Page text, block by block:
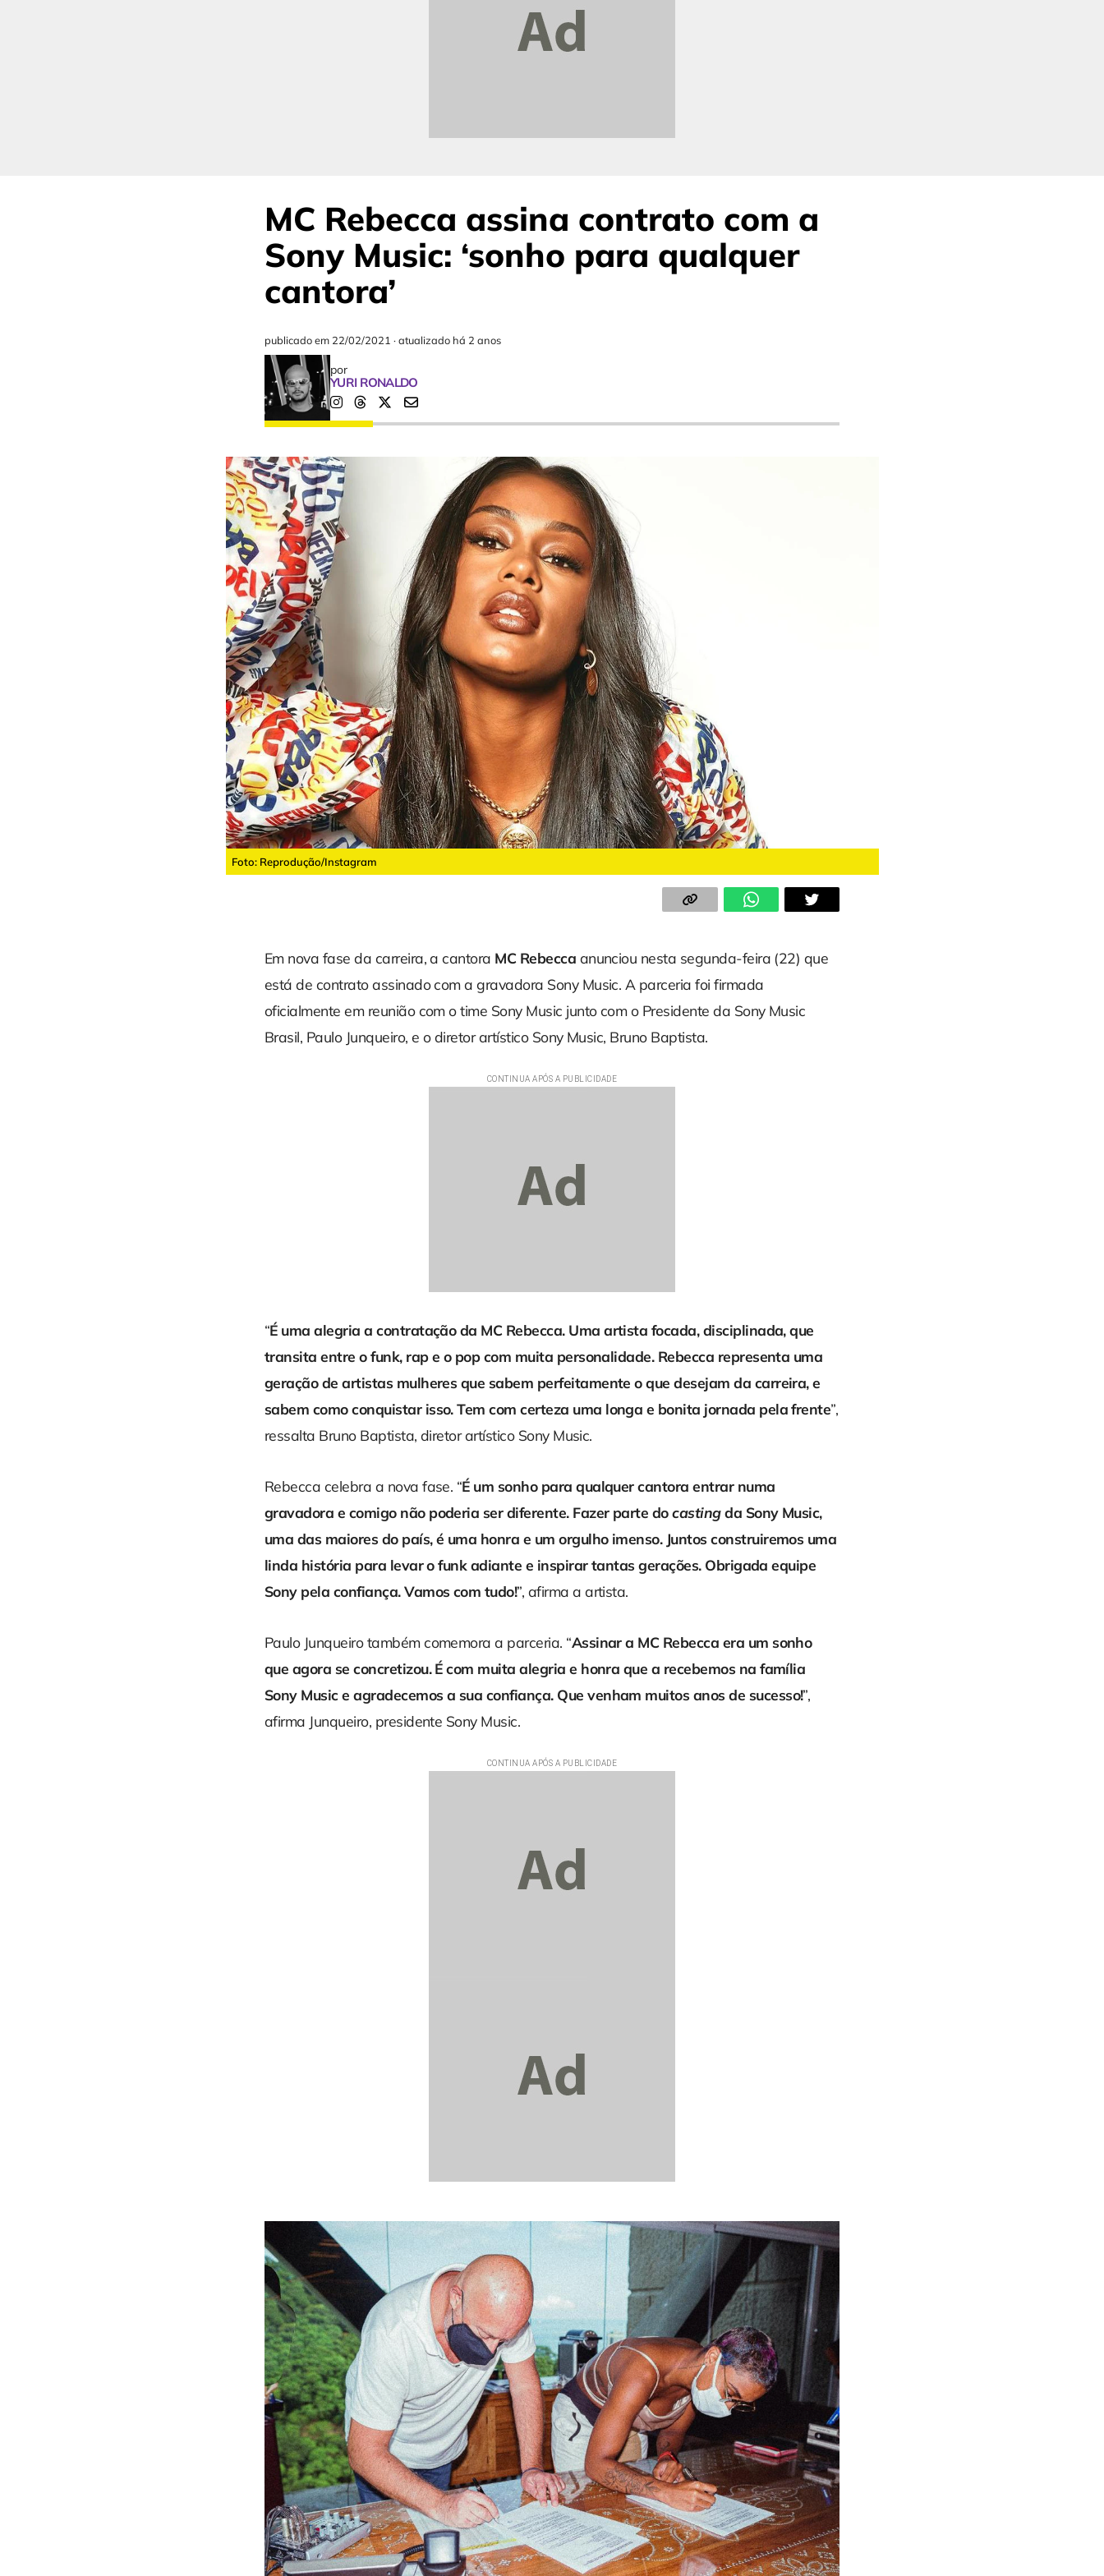
MC Rebecca assina contrato com a
Sony Music: ‘sonho para qualquer
cantora’
publicado em 22/02/2021 ·atualizado há 2 anos
por
YURI RONALDO
Foto: Reprodução/Instagram
Em nova fase da carreira, a cantora MC Rebecca anunciou nesta segunda-feira (22) que
está de contrato assinado com a gravadora Sony Music. A parceria foi firmada
oficialmente em reunião com o time Sony Music junto com o Presidente da Sony Music
Brasil, Paulo Junqueiro, e o diretor artístico Sony Music, Bruno Baptista.
“É uma alegria a contratação da MC Rebecca. Uma artista focada, disciplinada, que
transita entre o funk, rap e o pop com muita personalidade. Rebecca representa uma
geração de artistas mulheres que sabem perfeitamente o que desejam da carreira, e
sabem como conquistar isso. Tem com certeza uma longa e bonita jornada pela frente”,
ressalta Bruno Baptista, diretor artístico Sony Music.
Rebecca celebra a nova fase. “É um sonho para qualquer cantora entrar numa
gravadora e comigo não poderia ser diferente. Fazer parte docastingda Sony Music,
uma das maiores do país, é uma honra e um orgulho imenso. Juntos construiremos uma
linda história para levar o funk adiante e inspirar tantas gerações. Obrigada equipe
Sony pela confiança. Vamos com tudo!”, afirma a artista.
Paulo Junqueiro também comemora a parceria. “Assinar a MC Rebecca era um sonho
que agora se concretizou. É com muita alegria e honra que a recebemos na família
Sony Music e agradecemos a sua confiança. Que venham muitos anos de sucesso!”,
afirma Junqueiro, presidente Sony Music.